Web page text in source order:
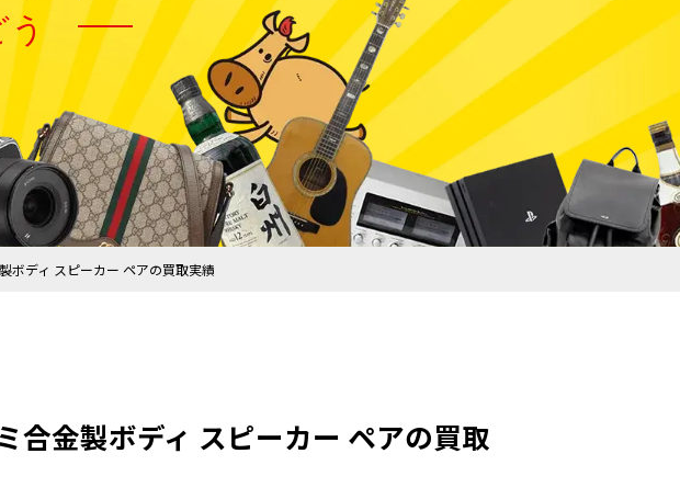
う
ボディ スピーカー ペアの買取実績
合金製ボディ スピーカー ペアの買取